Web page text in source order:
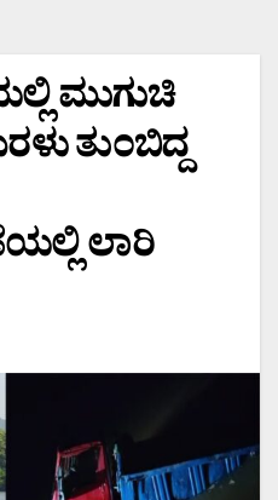
ಮುಗುಚಿ
ತುಂಬಿದ್ದ
ಲಾರಿ